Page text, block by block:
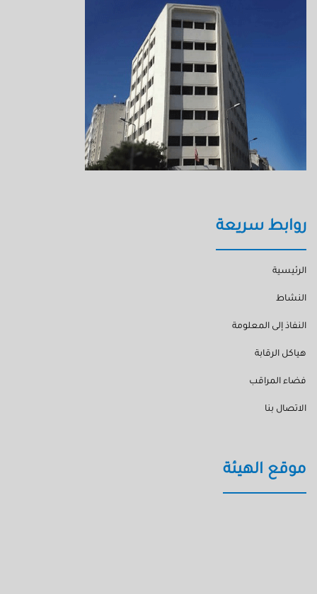
روابط سريعة
الرئيسية
النشاط
النفاذ إلى المعلومة
هياكل الرقابة
فضاء المراقب
الاتصال بنا
موقع الهيئة